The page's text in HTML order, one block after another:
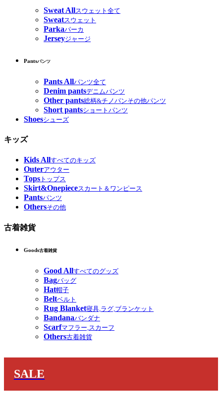
Sweat Allスウェット全て
Sweatスウェット
Parkaパーカ
Jerseyジャージ
Pantsパンツ
Pants Allパンツ全て
Denim pantsデニムパンツ
Other pants総柄&チノパンその他パンツ
Short pantsショートパンツ
Shoesシューズ
キッズ
Kids Allすべてのキッズ
Outerアウター
Tops トップス
Skirt&Onepieceスカート＆ワンピース
Pantsパンツ
Othersその他
古着雑貨
Goods古着雑貨
Good Allすべてのグッズ
Bagバッグ
Hat帽子
Beltベルト
Rug Blanket寝具,ラグ,ブランケット
Bandanaバンダナ
Scarfマフラー,スカーフ
Others古着雑貨
SALE